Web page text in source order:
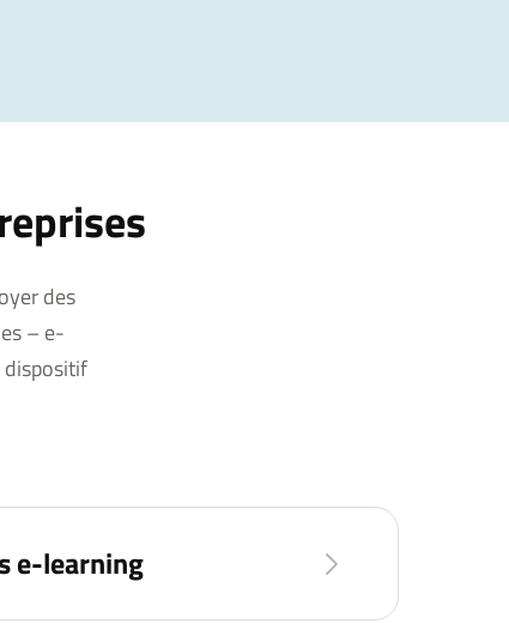
des
– e-
dispositif
e-learning